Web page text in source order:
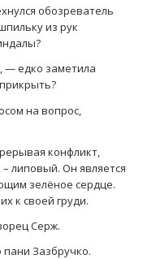
обозреватель
из рук
— едко заметила
на вопрос,
конфликт,
липовый. Он является
зелёное сердце.
к своей груди.
Серж.
Зазбручко.